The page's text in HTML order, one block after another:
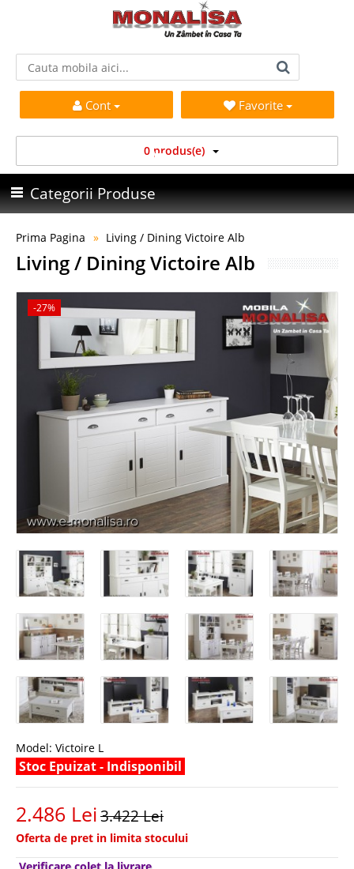
Cont Favorite
0 produs(e)
Categorii Produse
Prima Pagina Living / Dining Victoire Alb
Living / Dining Victoire Alb
-27%
Model: Victoire L
Stoc Epuizat - Indisponibil
2.486 Lei3.422 Lei
Oferta de pret in limita stocului
Verificare colet la livrare